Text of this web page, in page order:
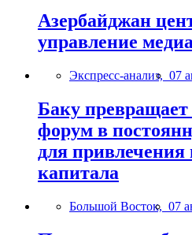
Азербайджан
управление медиа
Экспресс-анализ, 07
Баку
форум в
для привлечения
капитала
Большой Восток, 07